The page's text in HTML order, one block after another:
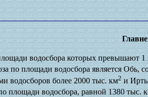
водосбора которых превышают
по площади водосбора является
водосборов более 2000 тыс. км2и
площади водосбора, равной 1380 тыс.